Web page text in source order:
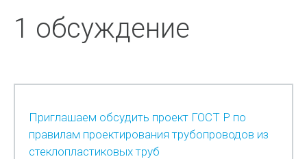
1 обсуждение
Приглашаем обсудить проект ГОСТ Р по
правилам проектирования трубопроводов из
стеклопластиковых труб